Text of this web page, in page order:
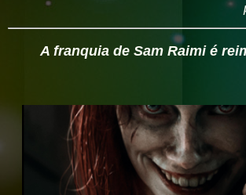
A franquia de Sam Raimi é